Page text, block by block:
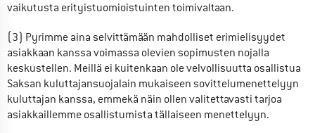
vaikutusta erityistuomioistuinten toimivaltaan.
(3) Pyrimme aina selvittämään mahdolliset erimielisyydet
asiakkaan kanssa voimassa olevien sopimusten nojalla
keskustellen. Meillä ei kuitenkaan ole velvollisuutta osallistua
Saksan kuluttajansuojalain mukaiseen sovittelumenettelyyn
kuluttajan kanssa, emmekä näin ollen valitettavasti tarjoa
asiakkaillemme osallistumista tällaiseen menettelyyn.